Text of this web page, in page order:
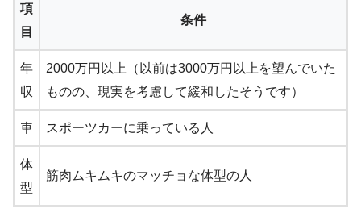
項
目
条件
年
収
2000万円以上（以前は3000万円以上を望んでいた
ものの、現実を考慮して緩和したそうです）
車 スポーツカーに乗っている人
体
型
筋肉ムキムキのマッチョな体型の人